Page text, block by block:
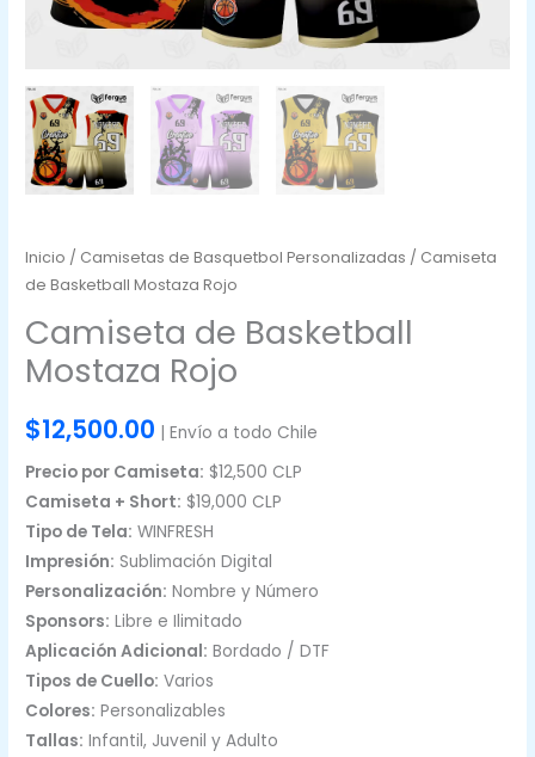
Inicio / Camisetas de Basquetbol Personalizadas / Camiseta
de Basketball Mostaza Rojo
Camiseta de Basketball
Mostaza Rojo
$12,500.00 | Envío a todo Chile
Precio por Camiseta: $12,500 CLP
Camiseta + Short: $19,000 CLP
Tipo de Tela: WINFRESH
Impresión: Sublimación Digital
Personalización: Nombre y Número
Sponsors: Libre e Ilimitado
Aplicación Adicional: Bordado / DTF
Tipos de Cuello: Varios
Colores: Personalizables
Tallas: Infantil, Juvenil y Adulto